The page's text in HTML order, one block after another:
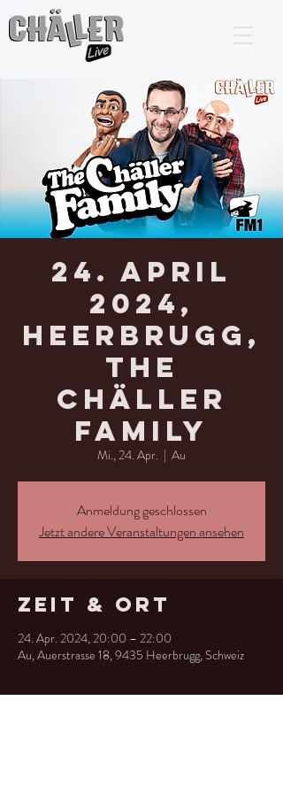
24. April
2024,
HEERBRUGG,
The
Chäller
Family
Mi., 24. Apr.
  |
Au
Anmeldung geschlossen
Jetzt andere Veranstaltungen ansehen
Zeit & Ort
24. Apr. 2024, 20:00 – 22:00
Au, Auerstrasse 18, 9435 Heerbrugg, Schweiz